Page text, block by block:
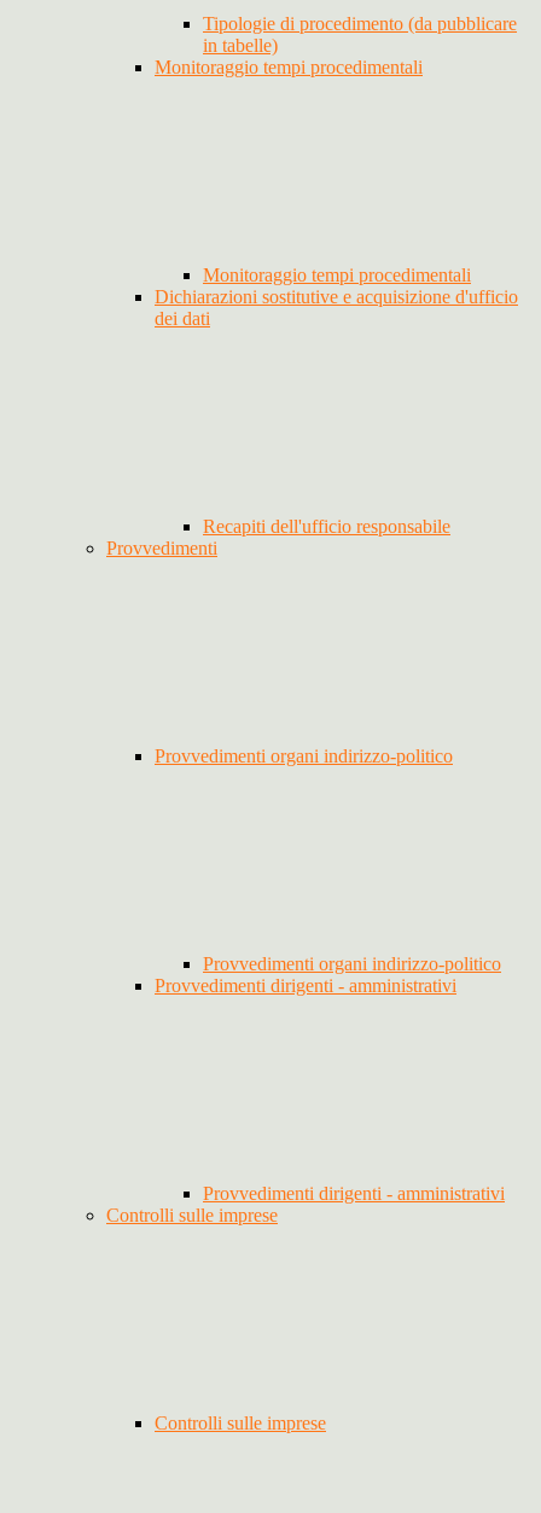
Tipologie di procedimento (da pubblicare
in tabelle)
Monitoraggio tempi procedimentali
Monitoraggio tempi procedimentali
Dichiarazioni sostitutive e acquisizione d'ufficio
dei dati
Recapiti dell'ufficio responsabile
Provvedimenti
Provvedimenti organi indirizzo-politico
Provvedimenti organi indirizzo-politico
Provvedimenti dirigenti - amministrativi
Provvedimenti dirigenti - amministrativi
Controlli sulle imprese
Controlli sulle imprese